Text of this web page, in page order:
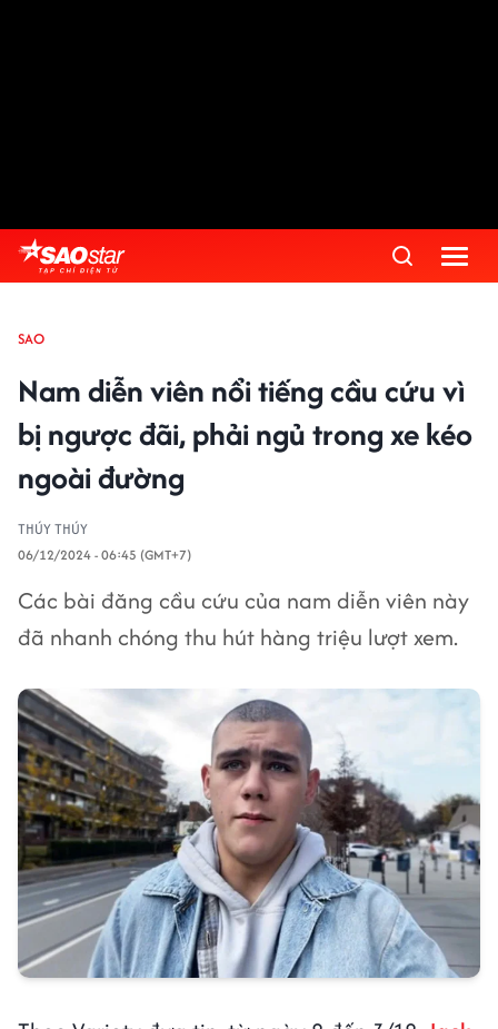
SAO
Nam diễn viên nổi tiếng cầu cứu vì
bị ngược đãi, phải ngủ trong xe kéo
ngoài đường
THÚY THÚY
06/12/2024 - 06:45 (GMT+7)
Các bài đăng cầu cứu của nam diễn viên này
đã nhanh chóng thu hút hàng triệu lượt xem.